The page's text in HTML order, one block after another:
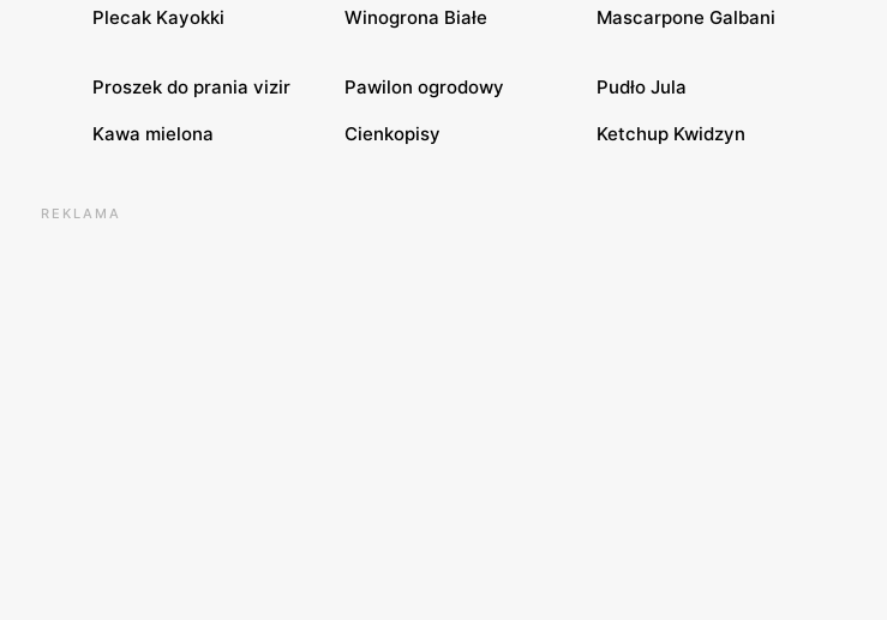
Plecak Kayokki Winogrona Białe Mascarpone Galbani
Proszek do prania vizir Pawilon ogrodowy Pudło Jula
Kawa mielona Cienkopisy Ketchup Kwidzyn
REKLAMA